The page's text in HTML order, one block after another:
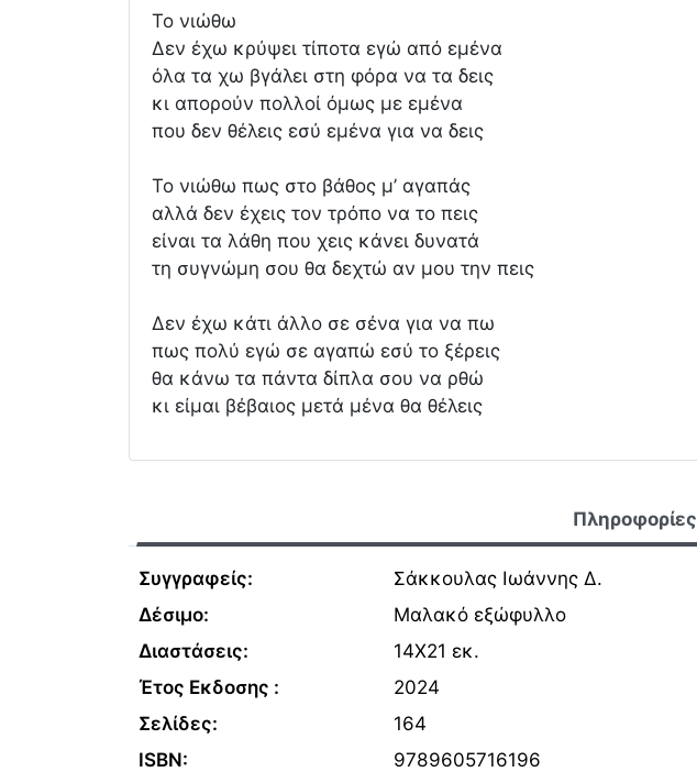
Το νιώθω
Δεν έχω κρύψει τίποτα εγώ από εμένα
όλα τα χω βγάλει στη φόρα να τα δεις
κι απορούν πολλοί όμως με εμένα
που δεν θέλεις εσύ εμένα για να δεις
Το νιώθω πως στο βάθος μ’ αγαπάς
αλλά δεν έχεις τον τρόπο να το πεις
είναι τα λάθη που χεις κάνει δυνατά
τη συγνώμη σου θα δεχτώ αν μου την πεις
Δεν έχω κάτι άλλο σε σένα για να πω
πως πολύ εγώ σε αγαπώ εσύ το ξέρεις
θα κάνω τα πάντα δίπλα σου να ρθώ
κι είμαι βέβαιος μετά μένα θα θέλεις
Πληροφορίες
Συγγραφείς:
Σάκκουλας Ιωάννης Δ.
Δέσιμο:
Μαλακό εξώφυλλο
Διαστάσεις:
14Χ21 εκ.
Έτος Εκδοσης :
2024
Σελίδες:
164
ISBN:
9789605716196